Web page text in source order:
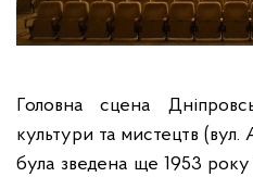
Головна сцена
культури та мистецтв (вул.
була зведена ще 1953 року